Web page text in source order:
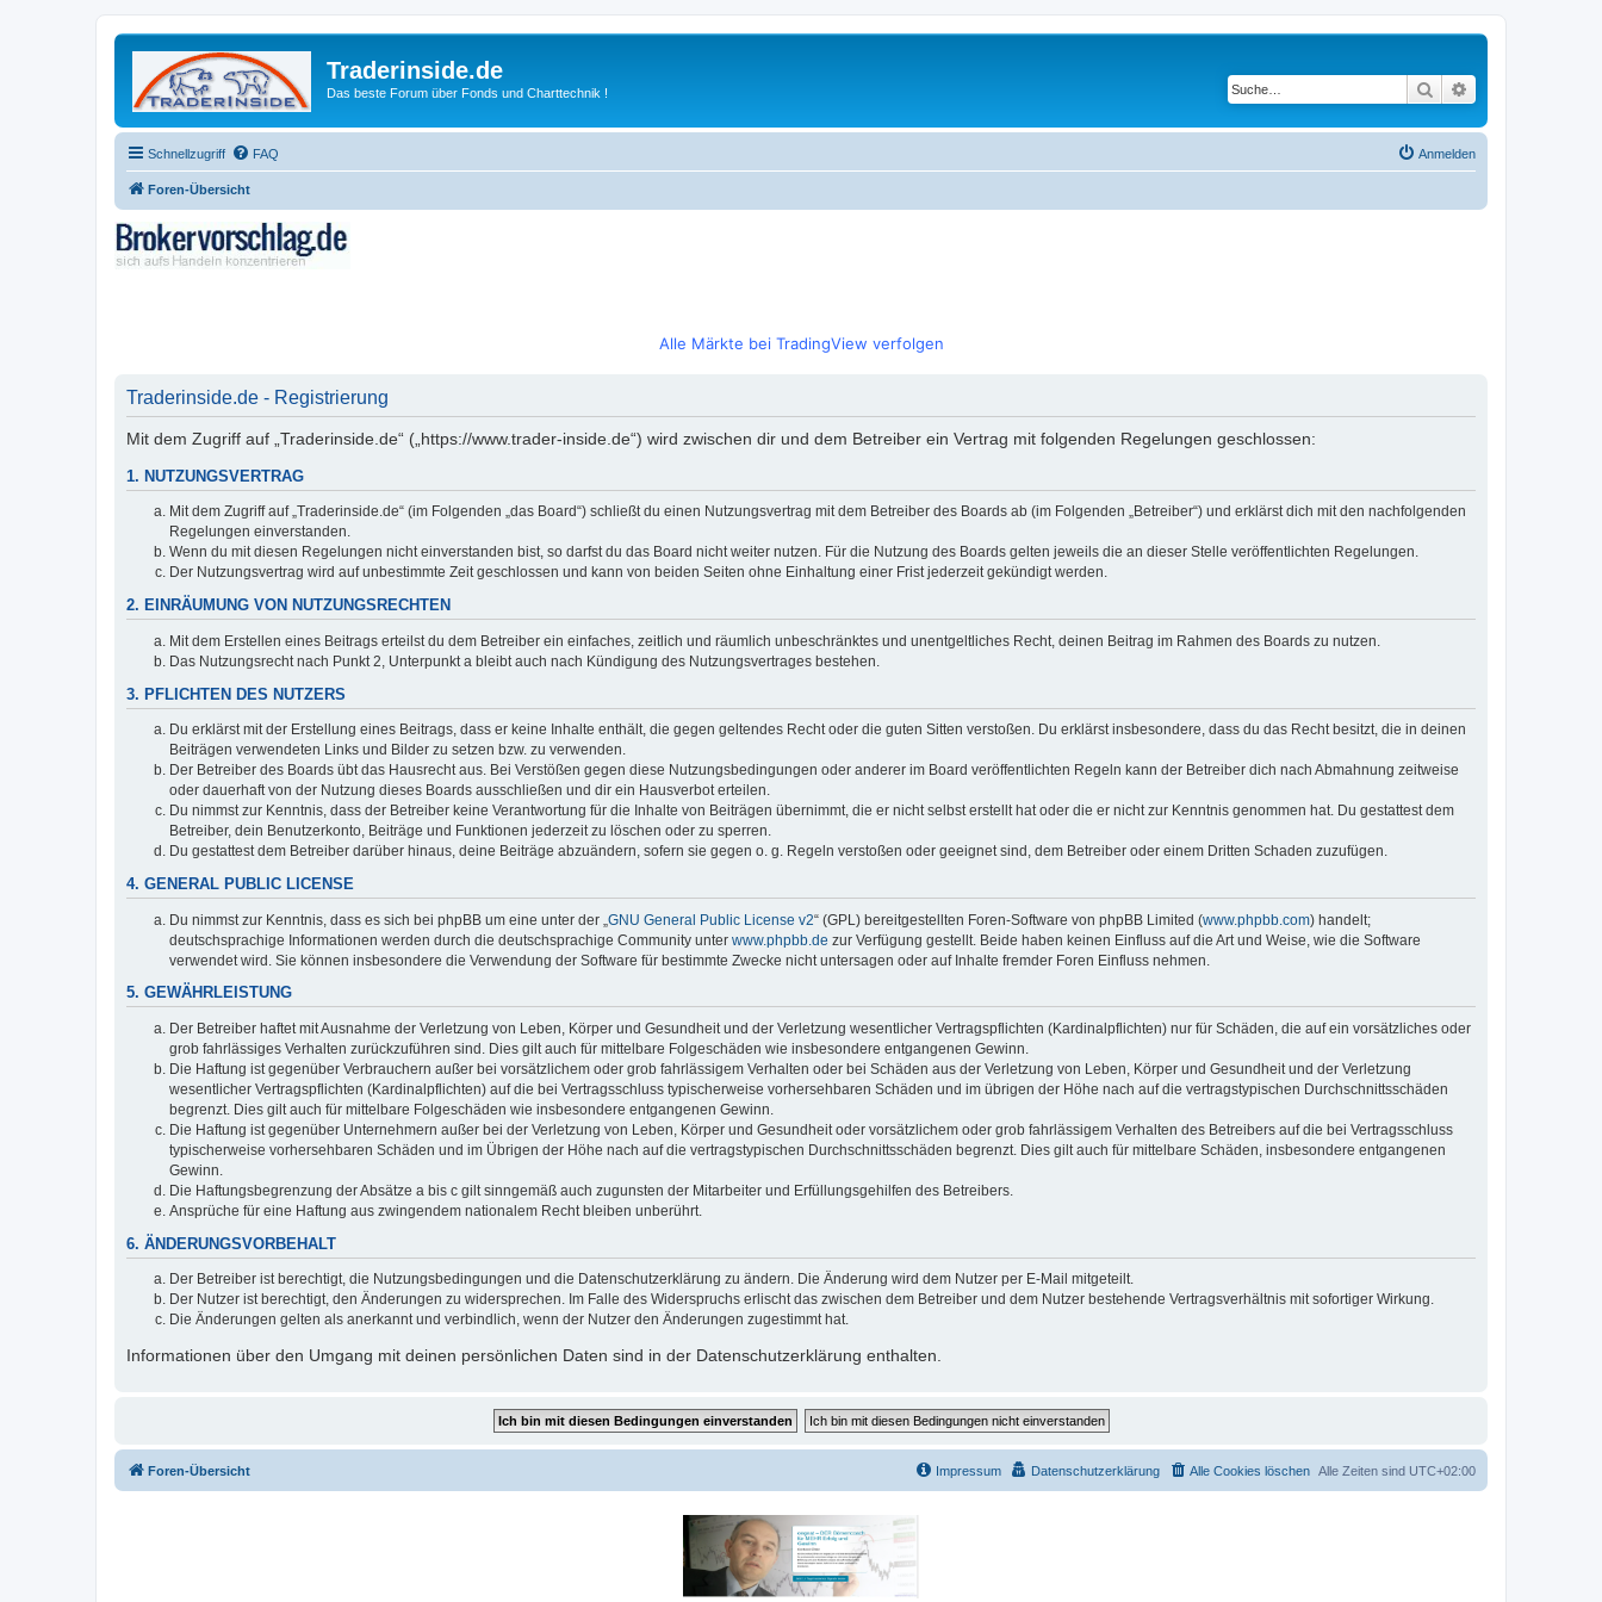
Traderinside.de
Das beste Forum über Fonds und Charttechnik ! Suche
Schnellzugriff FAQ Anmelden
Foren-Übersicht
Alle Märkte bei TradingView verfolgen
Traderinside.de - Registrierung
Mit dem Zugriff auf „Traderinside.de“ („https://www.trader-inside.de“) wird zwischen dir und dem Betreiber ein Vertrag mit folgenden Regelungen geschlossen:
1. NUTZUNGSVERTRAG
Mit dem Zugriff auf „Traderinside.de“ (im Folgenden „das Board“) schließt du einen Nutzungsvertrag mit dem Betreiber des Boards ab (im Folgenden „Betreiber“) und erklärst dich mit den nachfolgenden
Regelungen einverstanden.
Wenn du mit diesen Regelungen nicht einverstanden bist, so darfst du das Board nicht weiter nutzen. Für die Nutzung des Boards gelten jeweils die an dieser Stelle veröffentlichten Regelungen.
Der Nutzungsvertrag wird auf unbestimmte Zeit geschlossen und kann von beiden Seiten ohne Einhaltung einer Frist jederzeit gekündigt werden.
2. EINRÄUMUNG VON NUTZUNGSRECHTEN
Mit dem Erstellen eines Beitrags erteilst du dem Betreiber ein einfaches, zeitlich und räumlich unbeschränktes und unentgeltliches Recht, deinen Beitrag im Rahmen des Boards zu nutzen.
Das Nutzungsrecht nach Punkt 2, Unterpunkt a bleibt auch nach Kündigung des Nutzungsvertrages bestehen.
3. PFLICHTEN DES NUTZERS
Du erklärst mit der Erstellung eines Beitrags, dass er keine Inhalte enthält, die gegen geltendes Recht oder die guten Sitten verstoßen. Du erklärst insbesondere, dass du das Recht besitzt, die in deinen
Beiträgen verwendeten Links und Bilder zu setzen bzw. zu verwenden.
Der Betreiber des Boards übt das Hausrecht aus. Bei Verstößen gegen diese Nutzungsbedingungen oder anderer im Board veröffentlichten Regeln kann der Betreiber dich nach Abmahnung zeitweise
oder dauerhaft von der Nutzung dieses Boards ausschließen und dir ein Hausverbot erteilen.
Du nimmst zur Kenntnis, dass der Betreiber keine Verantwortung für die Inhalte von Beiträgen übernimmt, die er nicht selbst erstellt hat oder die er nicht zur Kenntnis genommen hat. Du gestattest dem
Betreiber, dein Benutzerkonto, Beiträge und Funktionen jederzeit zu löschen oder zu sperren.
Du gestattest dem Betreiber darüber hinaus, deine Beiträge abzuändern, sofern sie gegen o. g. Regeln verstoßen oder geeignet sind, dem Betreiber oder einem Dritten Schaden zuzufügen.
4. GENERAL PUBLIC LICENSE
Du nimmst zur Kenntnis, dass es sich bei phpBB um eine unter der „ GNU General Public License v2“ (GPL) bereitgestellten Foren-Software von phpBB Limited (www.phpbb.com) handelt;
deutschsprachige Informationen werden durch die deutschsprachige Community unter www.phpbb.de zur Verfügung gestellt. Beide haben keinen Einfluss auf die Art und Weise, wie die Software
verwendet wird. Sie können insbesondere die Verwendung der Software für bestimmte Zwecke nicht untersagen oder auf Inhalte fremder Foren Einfluss nehmen.
5. GEWÄHRLEISTUNG
Der Betreiber haftet mit Ausnahme der Verletzung von Leben, Körper und Gesundheit und der Verletzung wesentlicher Vertragspflichten (Kardinalpflichten) nur für Schäden, die auf ein vorsätzliches oder
grob fahrlässiges Verhalten zurückzuführen sind. Dies gilt auch für mittelbare Folgeschäden wie insbesondere entgangenen Gewinn.
Die Haftung ist gegenüber Verbrauchern außer bei vorsätzlichem oder grob fahrlässigem Verhalten oder bei Schäden aus der Verletzung von Leben, Körper und Gesundheit und der Verletzung
wesentlicher Vertragspflichten (Kardinalpflichten) auf die bei Vertragsschluss typischerweise vorhersehbaren Schäden und im übrigen der Höhe nach auf die vertragstypischen Durchschnittsschäden
begrenzt. Dies gilt auch für mittelbare Folgeschäden wie insbesondere entgangenen Gewinn.
Die Haftung ist gegenüber Unternehmern außer bei der Verletzung von Leben, Körper und Gesundheit oder vorsätzlichem oder grob fahrlässigem Verhalten des Betreibers auf die bei Vertragsschluss
typischerweise vorhersehbaren Schäden und im Übrigen der Höhe nach auf die vertragstypischen Durchschnittsschäden begrenzt. Dies gilt auch für mittelbare Schäden, insbesondere entgangenen
Gewinn.
Die Haftungsbegrenzung der Absätze a bis c gilt sinngemäß auch zugunsten der Mitarbeiter und Erfüllungsgehilfen des Betreibers.
Ansprüche für eine Haftung aus zwingendem nationalem Recht bleiben unberührt.
6. ÄNDERUNGSVORBEHALT
Der Betreiber ist berechtigt, die Nutzungsbedingungen und die Datenschutzerklärung zu ändern. Die Änderung wird dem Nutzer per E-Mail mitgeteilt.
Der Nutzer ist berechtigt, den Änderungen zu widersprechen. Im Falle des Widerspruchs erlischt das zwischen dem Betreiber und dem Nutzer bestehende Vertragsverhältnis mit sofortiger Wirkung.
Die Änderungen gelten als anerkannt und verbindlich, wenn der Nutzer den Änderungen zugestimmt hat.
Informationen über den Umgang mit deinen persönlichen Daten sind in der Datenschutzerklärung enthalten.
Foren-Übersicht Alle Zeiten sind UTC+02:00
Alle Cookies löschen
Datenschutzerklärung
Impressum